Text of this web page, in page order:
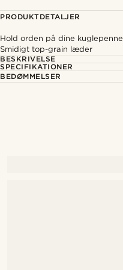
PRODUKTDETALJER
Hold orden på dine kuglepenne
Smidigt top-grain læder
BESKRIVELSE
SPECIFIKATIONER
BEDØMMELSER